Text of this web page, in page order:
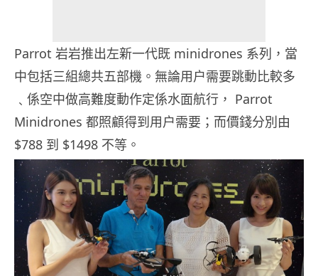
Parrot 岩岩推出左新一代既 minidrones 系列，當
中包括三組總共五部機。無論用户需要跳動比較多
﹑係空中做高難度動作定係水面航行， Parrot
Minidrones 都照顧得到用户需要；而價錢分別由
$788 到 $1498 不等。